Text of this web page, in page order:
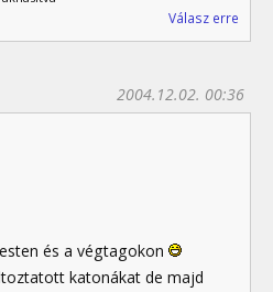
Válasz erre
2004.12.02. 00:36
és a végtagokon
katonákat de majd